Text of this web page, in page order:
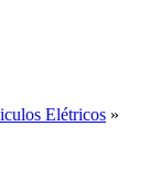
Elétricos »